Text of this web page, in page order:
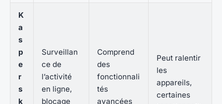
K
a
s
p
e
r
s
k
Surveillan
ce de
l’activité
en ligne,
blocage
Comprend
des
fonctionnali
tés
avancées
Peut ralentir
les
appareils,
certaines